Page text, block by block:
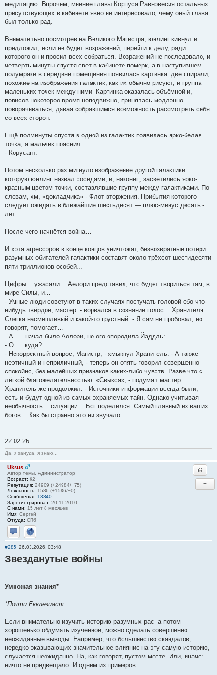
медитацию. Впрочем, мнение главы Корпуса Равновесия остальных
присутствующих в кабинете явно не интересовало, чему оный глава
был только рад.
Внимательно посмотрев на Великого Магистра, юнлинг кивнул и
предложил, если не будет возражений, перейти к делу, ради
которого он и просил всех собраться. Возражений не последовало, и
четверть минуты спустя свет в кабинете померк, а в наступившем
полумраке в середине помещения появилась картинка: две спирали,
похожие на изображения галактик, как их обычно рисуют, и группа
маленьких точек между ними. Картинка оказалась объёмной и,
повисев некоторое время неподвижно, принялась медленно
поворачиваться, давая собравшимся возможность рассмотреть себя
со всех сторон.
Ещё полминуты спустя в одной из галактик появилась ярко-белая
точка, а мальчик пояснил:
- Корусант.
Потом несколько раз мигнуло изображение другой галактики,
которую юнлинг назвал соседями, и, наконец, засветились ярко-
красным цветом точки, составлявшие группу между галактиками. По
словам, хм, «докладчика» - Флот вторжения. Прибытия которого
следует ожидать в ближайшие шестьдесят — плюс-минус десять -
лет.
После чего начнётся война…
И хотя агрессоров в конце концов уничтожат, безвозвратные потери
разумных обитателей галактики составят около трёхсот шестидесяти
пяти триллионов особей...
Цифры… ужасали… Аелори представил, что будет твориться там, в
мире Силы, и…
- Умные люди советуют в таких случаях постучать головой обо что-
нибудь твёрдое, мастер, - ворвался в сознание голос… Хранителя.
Слегка насмешливый и какой-то грустный. - Я сам не пробовал, но
говорят, помогает…
- А… - начал было Аелори, но его опередила Йаддль:
- От… куда?
- Некорректный вопрос, Магистр, - хмыкнул Хранитель. - А также
неэтичный и неприличный, - теперь он опять говорил совершенно
спокойно, без малейших признаков каких-либо чувств. Разве что с
лёгкой благожелательностью. «Свыкся», - подумал мастер.
Хранитель же продолжил: - Источники информации всегда были,
есть и будут одной из самых охраняемых тайн. Однако учитывая
необычность… ситуации… Бог поделился. Самый главный из ваших
богов… Как бы странно это ни звучало...
22.02.26
Да, я зануда, я знаю...
Uksus
Автор темы, Администратор
Возраст: 62
Репутация: 24909 (+24984/−75)
Лояльность: 1586 (+1586/−0)
Сообщения: 13340
Зарегистрирован: 20.11.2010
С нами: 15 лет 8 месяцев
Имя: Сергей
Откуда: СПб
Отправить личное сообщение
Сайт
−
#285 26.03.2026, 03:48
Звезданутые войны
Умножая знания*
*Почти Екклезиаст
Если внимательно изучить историю разумных рас, а потом
хорошенько обдумать изученное, можно сделать совершенно
неожиданные выводы. Например, что большинство скандалов,
нередко оказывающих значительное влияние на эту самую историю,
случается неожиданно. На, как говорят, пустом месте. Или, иначе:
ничто не предвещало. И одним из примеров…